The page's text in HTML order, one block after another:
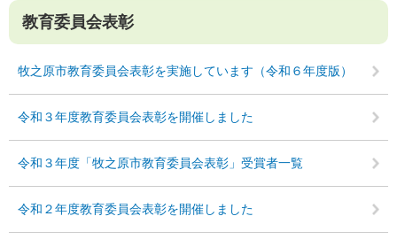
教育委員会表彰
牧之原市教育委員会表彰を実施しています（令和６年度版）
令和３年度教育委員会表彰を開催しました
令和３年度「牧之原市教育委員会表彰」受賞者一覧
令和２年度教育委員会表彰を開催しました